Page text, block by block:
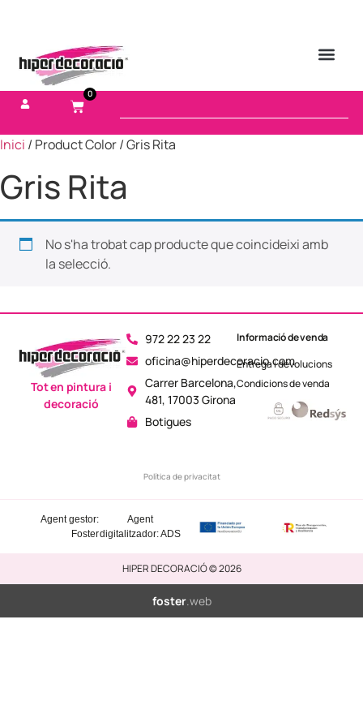
0
Inici / Product Color / Gris Rita
Gris Rita
No s'ha trobat cap producte que coincideixi amb
la selecció.
972 22 23 22
oficina@hiperdecoracio.com
Carrer Barcelona,
481, 17003 Girona
Botigues
Política de privacitat
Tot en pintura i
decoració
Informació de venda
Entrega i devolucions
Condicions de venda
Agent
digitalitzador: ADS
Agent gestor:
Foster
HIPER DECORACIÓ © 2026
foster.web